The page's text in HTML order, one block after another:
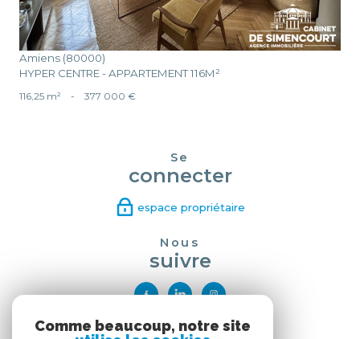
Amiens (80000)
HYPER CENTRE - APPARTEMENT 116M²
116,25 m² - 377 000 €
Se
connecter
espace propriétaire
Nous
suivre
Nous
Comme beaucoup, notre site